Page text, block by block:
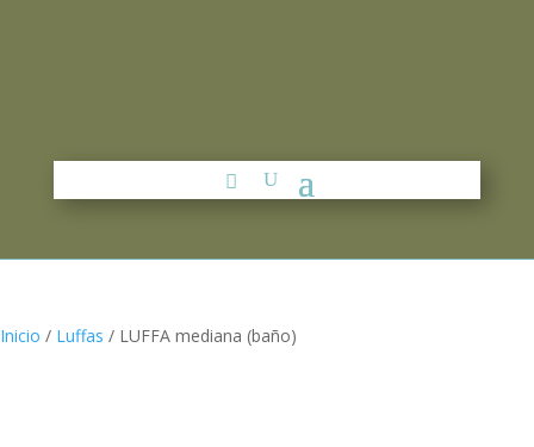
Inicio / Luffas / LUFFA mediana (baño)